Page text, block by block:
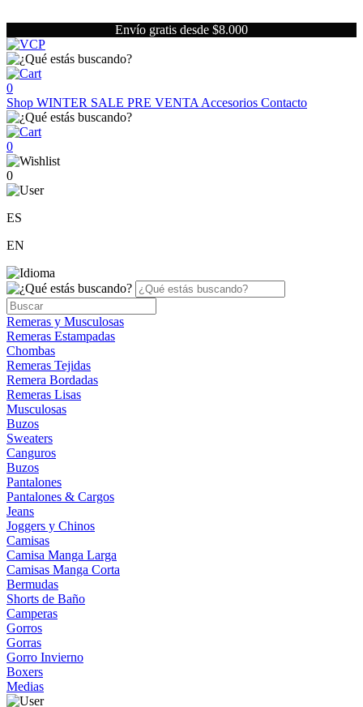
Envío gratis desde $8.000
0
Shop WINTER SALE PRE VENTA Accesorios Contacto
0
0
ES
EN
Remeras y Musculosas
Remeras Estampadas
Chombas
Remeras Tejidas
Remera Bordadas
Remeras Lisas
Musculosas
Buzos
Sweaters
Canguros
Buzos
Pantalones
Pantalones & Cargos
Jeans
Joggers y Chinos
Camisas
Camisa Manga Larga
Camisas Manga Corta
Bermudas
Shorts de Baño
Camperas
Gorros
Gorras
Gorro Invierno
Boxers
Medias